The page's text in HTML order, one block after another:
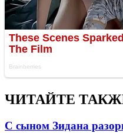
ЧИТАЙТЕ
С сыном Зидана